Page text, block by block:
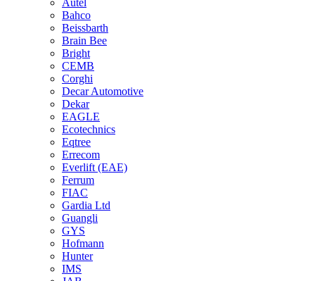
Autel
Bahco
Beissbarth
Brain Bee
Bright
CEMB
Corghi
Decar Automotive
Dekar
EAGLE
Ecotechnics
Eqtree
Errecom
Everlift (EAE)
Ferrum
FIAC
Gardia Ltd
Guangli
GYS
Hofmann
Hunter
IMS